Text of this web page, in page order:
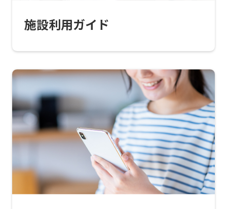
施設利用ガイド
be
translated
mechanically,
so
it
may
not
be
an